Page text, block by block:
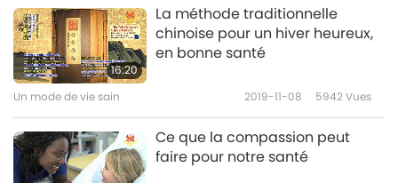
16:20
La méthode traditionnelle
chinoise pour un hiver heureux,
en bonne santé
Un mode de vie sain 2019-11-08 5942Vues
Ce que la compassion peut
faire pour notre santé